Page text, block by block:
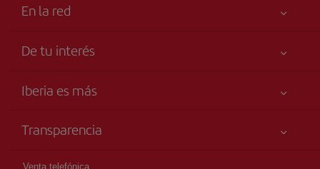
En la red
De tu interés
Accesibilidad
Mapa del sitio
Iberia es más
Grupo Iberia
Accionistas e Inversores
Transparencia
Venta telefónica